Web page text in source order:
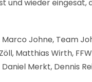
und wieder
Johne, Team
Matthias Wirth,
Merkt, Dennis